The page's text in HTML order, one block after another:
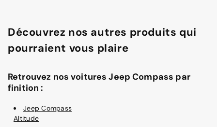
Découvrez nos autres produits qui
pourraient vous plaire
Retrouvez nos voitures Jeep Compass par
finition :
Jeep Compass
Altitude